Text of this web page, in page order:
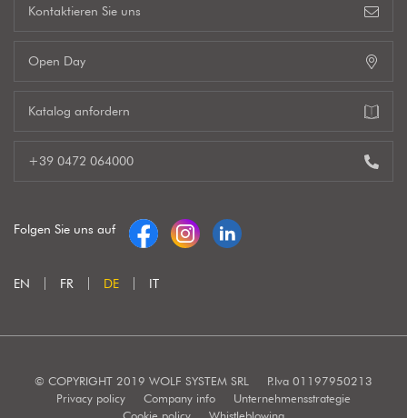
Kontaktieren Sie uns
Open Day
Katalog anfordern
+39 0472 064000
Folgen Sie uns auf
EN FR DE IT
© COPYRIGHT 2019 WOLF SYSTEM SRL
P.Iva 01197950213
Privacy policy
Company info
Unternehmensstrategie